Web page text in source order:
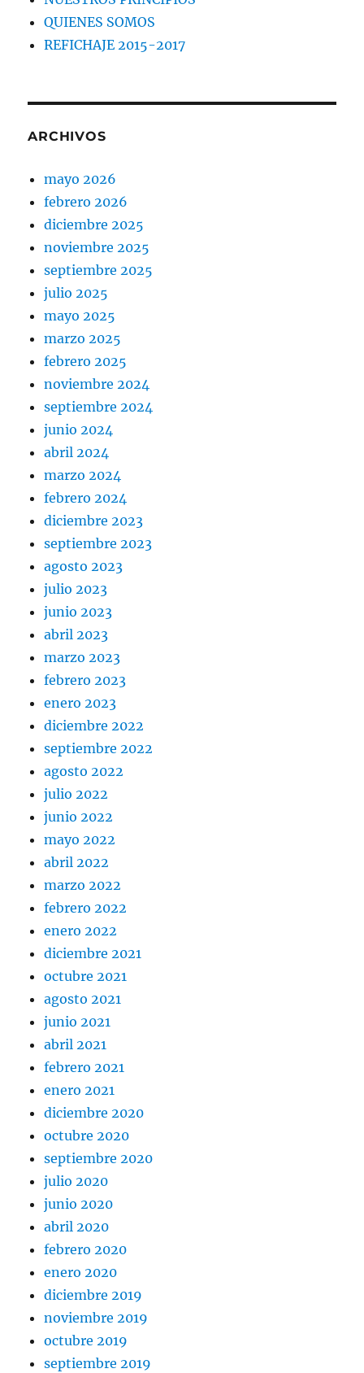
QUIENES SOMOS
REFICHAJE 2015-2017
ARCHIVOS
mayo 2026
febrero 2026
diciembre 2025
noviembre 2025
septiembre 2025
julio 2025
mayo 2025
marzo 2025
febrero 2025
noviembre 2024
septiembre 2024
junio 2024
abril 2024
marzo 2024
febrero 2024
diciembre 2023
septiembre 2023
agosto 2023
julio 2023
junio 2023
abril 2023
marzo 2023
febrero 2023
enero 2023
diciembre 2022
septiembre 2022
agosto 2022
julio 2022
junio 2022
mayo 2022
abril 2022
marzo 2022
febrero 2022
enero 2022
diciembre 2021
octubre 2021
agosto 2021
junio 2021
abril 2021
febrero 2021
enero 2021
diciembre 2020
octubre 2020
septiembre 2020
julio 2020
junio 2020
abril 2020
febrero 2020
enero 2020
diciembre 2019
noviembre 2019
octubre 2019
septiembre 2019